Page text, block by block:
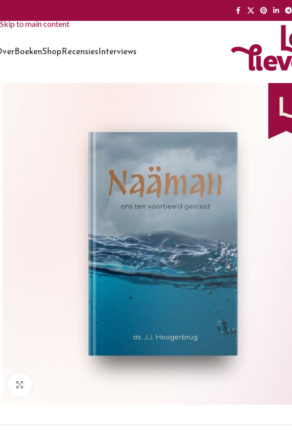
Skip to main content
BoekenShop Recensies Interviews